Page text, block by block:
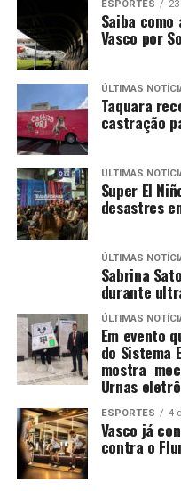
ESPORTES
Saiba
Vasco por
ÚLTIMAS
Taquara
castração
ÚLTIMAS
Super El
desastres
ÚLTIMAS
Sabrina
durante
ÚLTIMAS
Em evento
do Sistema
mostra
Urnas
ESPORTES 4
Vasco já
contra o